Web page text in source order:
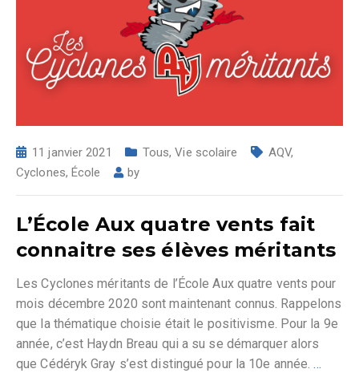
11 janvier 2021 Tous,Vie scolaire AQV,
Cyclones,École by
L’École Aux quatre vents fait
connaitre ses élèves méritants
Les Cyclones méritants de l’École Aux quatre vents pour
mois décembre 2020 sont maintenant connus. Rappelons
que la thématique choisie était le positivisme. Pour la 9e
année, c’est Haydn Breau qui a su se démarquer alors
que Cédéryk Gray s’est distingué pour la 10e année.…